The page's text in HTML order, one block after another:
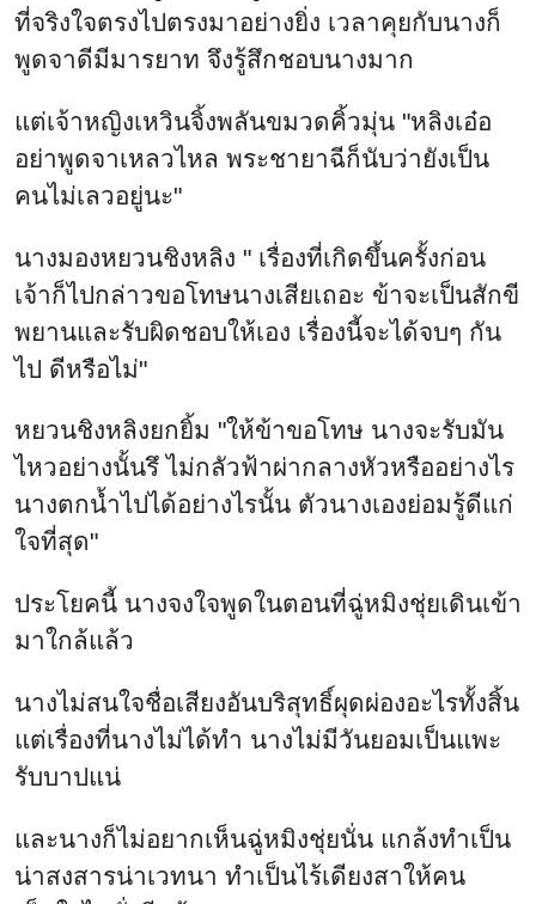
ที่จริงใจตรงไปตรงมาอย่างยิ่ง เวลาคุยกับนางก็
พูดจาดีมีมารยาท จึงรู้สึกชอบนางมาก
แต่เจ้าหญิงเหวินจิ้งพลันขมวดคิ้วมุ่น "หลิงเอ๋อ
อย่าพูดจาเหลวไหล พระชายาฉีก็นับว่ายังเป็น
คนไม่เลวอยู่นะ"
นางมองหยวนชิงหลิง " เรื่องที่เกิดขึ้นครั้งก่อน
เจ้าก็ไปกล่าวขอโทษนางเสียเถอะ ข้าจะเป็นสักขี
พยานและรับผิดชอบให้เอง เรื่องนี้จะได้จบๆ กัน
ไป ดีหรือไม่"
หยวนชิงหลิงยกยิ้ม "ให้ข้าขอโทษ นางจะรับมัน
ไหวอย่างนั้นรึ ไม่กลัวฟ้าผ่ากลางหัวหรืออย่างไร
นางตกน้ำไปได้อย่างไรนั้น ตัวนางเองย่อมรู้ดีแก่
ใจที่สุด"
ประโยคนี้ นางจงใจพูดในตอนที่ฉู่หมิงชุ่ยเดินเข้า
มาใกล้แล้ว
นางไม่สนใจชื่อเสียงอันบริสุทธิ์ผุดผ่องอะไรทั้งสิ้น
แต่เรื่องที่นางไม่ได้ทำ นางไม่มีวันยอมเป็นแพะ
รับบาปแน่
และนางก็ไม่อยากเห็นฉู่หมิงชุ่ยนั่น แกล้งทำเป็น
น่าสงสารน่าเวทนา ทำเป็นไร้เดียงสาให้คน